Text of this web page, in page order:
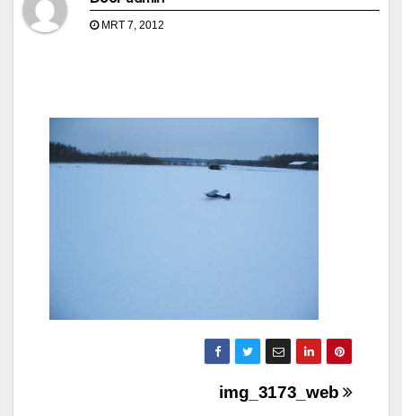
MRT 7, 2012
img_3173_web